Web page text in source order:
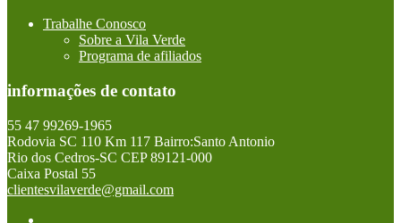
Trabalhe Conosco
Sobre a Vila Verde
Programa de afiliados
informações de contato
55 47 99269-1965
Rodovia SC 110 Km 117 Bairro:Santo Antonio
Rio dos Cedros-SC CEP 89121-000
Caixa Postal 55
clientesvilaverde@gmail.com